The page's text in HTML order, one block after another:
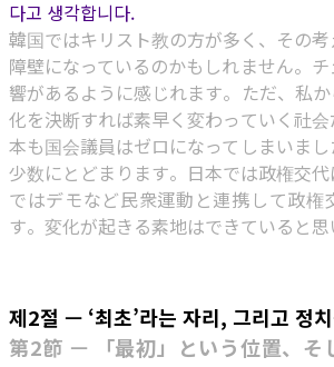
다고 생각합니다.
韓国ではキリスト教の方が多く、その
障壁になっているのかもしれません。
響があるように感じれます。ただ、私
化を決断すれば素早く変わっていく社
本も国会議員はゼロになってしまいま
少数にとどまります。日本では政権交
ではデモなど民衆運動と連携して政権
す。変化が起きる素地はできていると思
제2절 — ‘최초’라는 자리, 그리고 정
第2節 — 「最初」という位置、そ